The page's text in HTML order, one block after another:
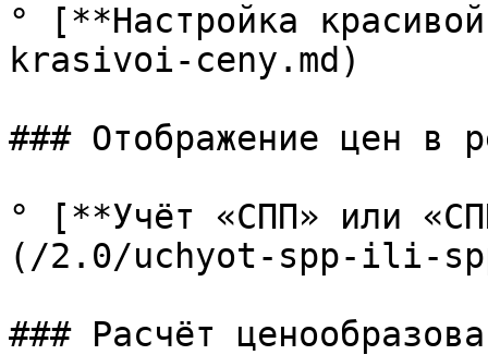
° [**Настройка
krasivoi-ceny.md)
### Отображение цен в
° [**Учёт «СПП» или
(/2.0/uchyot-spp-ili-
### Расчёт